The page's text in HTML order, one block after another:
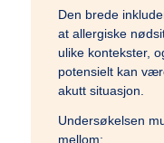
Den brede
at allergiske
ulike kontekster,
potensielt kan
akutt situasjon.
Undersøkelsen
mellom: